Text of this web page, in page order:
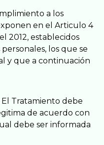
a los
en el Articulo 4
2012, establecidos
los que se
y que a continuación
El Tratamiento debe
de acuerdo con
debe ser informada